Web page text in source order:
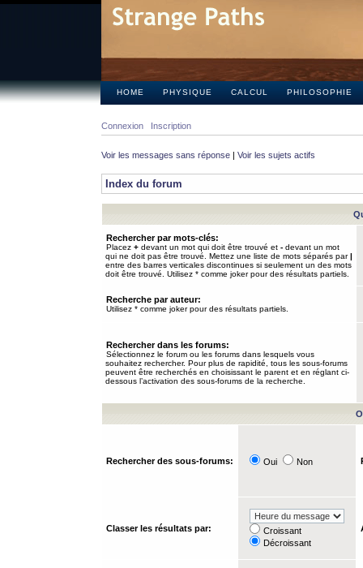
HOME PHYSIQUE CALCUL PHILOSOPHIE
Connexion Inscription
Voir les messages sans réponse | Voir les sujets actifs
Index du forum
Rechercher par mots-clés:
Placez + devant un mot qui doit être trouvé et - devant un mot
qui ne doit pas être trouvé. Mettez une liste de mots séparés par|
entre des barres verticales discontinues si seulement un des mots
doit être trouvé. Utilisez * comme joker pour des résultats partiels.
Recherche par auteur:
Utilisez * comme joker pour des résultats partiels.
Rechercher dans les forums:
Sélectionnez le forum ou les forums dans lesquels vous
souhaitez rechercher. Pour plus de rapidité, tous les sous-forums
peuvent être recherchés en choisissant le parent et en réglant ci-
dessous l’activation des sous-forums de la recherche.
Rechercher des sous-forums: Oui Non
Classer les résultats par:
Croissant
Décroissant